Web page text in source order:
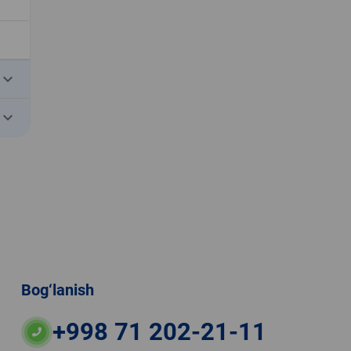
keyboard_arrow_down
keyboard_arrow_down
Bog‘lanish
+998 71 202-21-11